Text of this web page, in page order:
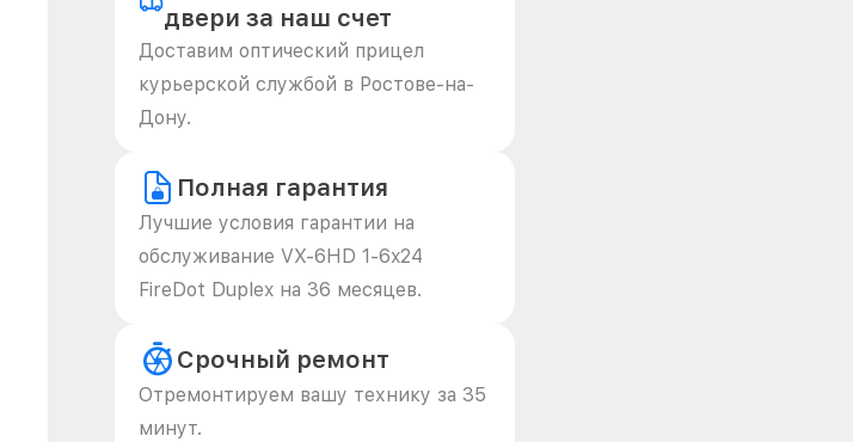
двери за наш счет
Доставим оптический прицел
курьерской службой в Ростове-на-
Дону.
Полная гарантия
Лучшие условия гарантии на
обслуживание VX-6HD 1-6x24
FireDot Duplex на 36 месяцев.
Срочный ремонт
Отремонтируем вашу технику за 35
минут.